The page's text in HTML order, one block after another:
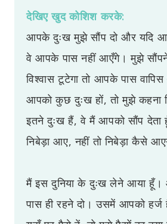
देखिए खुद कोशिश करके:
आपके दुःख मुझे सौंप दो और यदि
वे आपके पास नहीं आएँगे। मुझे
विश्वास टूटेगा तो आपके पास
आपको कुछ दुःख हों, तो मुझे कहना
इतने दुःख हैं, वे मैं आपको सौंप
निबेड़ा आए, नहीं तो निबेड़ा कैसे
मैं इस दुनिया के दुःख लेने आया
पास ही रहने दो। उसमें आपको